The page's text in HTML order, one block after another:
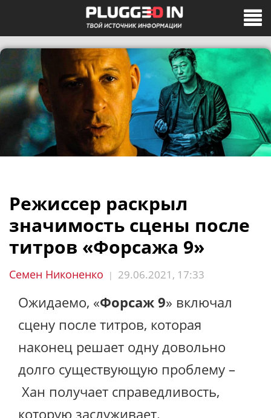
Режиссер раскрыл
значимость сцены после
титров «Форсажа 9»
Семен Никоненко | 29.06.2021, 17:33
Ожидаемо, «Форсаж 9» включал
сцену после титров, которая
наконец решает одну довольно
долго существующую проблему –
Хан получает справедливость,
которую заслуживает.